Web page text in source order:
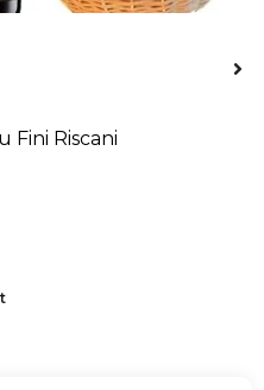
Fini Riscani